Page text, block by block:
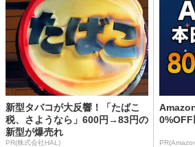
新型タバコが大反響！「たばこ
税、さようなら」600円→83円の
新型が爆売れ
PR(株式会社HAL)
0%OFF